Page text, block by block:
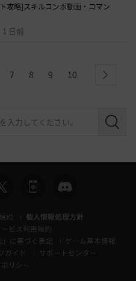
攻略]スキルコンボ動画・コマン
1 日前
7 8 9 10 next
検
約
個人情報処理方針
ービス利用規約
」に基づく表記
ゲーム基本情報
ガイド
サポートセンター
リシー